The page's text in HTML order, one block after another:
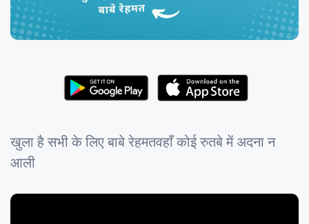
खुला है सभी के लिए बाबे रेहमतवहाँ कोई रुतबे में अदना न
आली